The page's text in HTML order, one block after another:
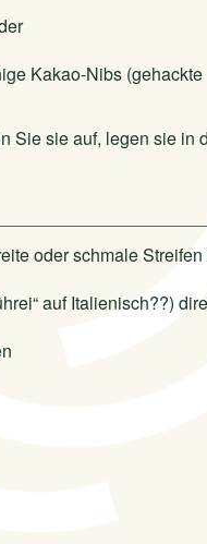
Kakao-Nibs (gehackte
Sie sie auf, legen sie in
oder schmale
auf Italienisch??)